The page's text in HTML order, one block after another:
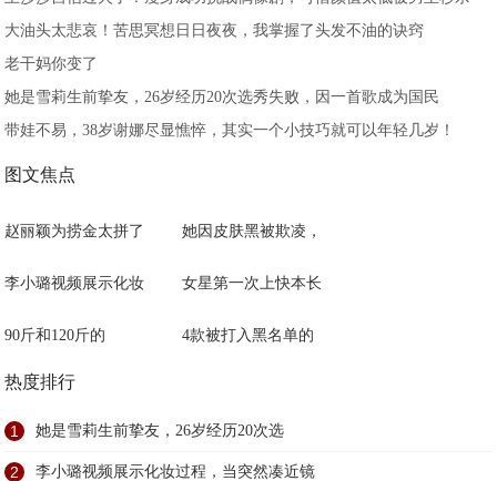
大油头太悲哀！苦思冥想日日夜夜，我掌握了头发不油的诀窍
老干妈你变了
她是雪莉生前挚友，26岁经历20次选秀失败，因一首歌成为国民
带娃不易，38岁谢娜尽显憔悴，其实一个小技巧就可以年轻几岁！
图文焦点
赵丽颖为捞金太拼了 她因皮肤黑被欺凌，
李小璐视频展示化妆 女星第一次上快本长
90斤和120斤的 4款被打入黑名单的
热度排行
1 她是雪莉生前挚友，26岁经历20次选
2 李小璐视频展示化妆过程，当突然凑近镜